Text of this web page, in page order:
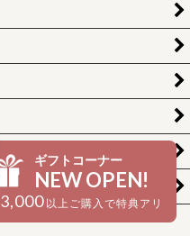
ギフトコーナー
NEW OPEN!
3,000 以上ご購入で特典アリ